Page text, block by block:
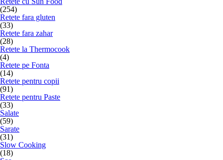
(254)
Retete fara gluten
(33)
Retete fara zahar
(28)
Retete la Thermocook
(4)
Retete pe Fonta
(14)
Retete pentru copii
(91)
Retete pentru Paste
(33)
Salate
(59)
Sarate
(31)
Slow Cooking
(18)